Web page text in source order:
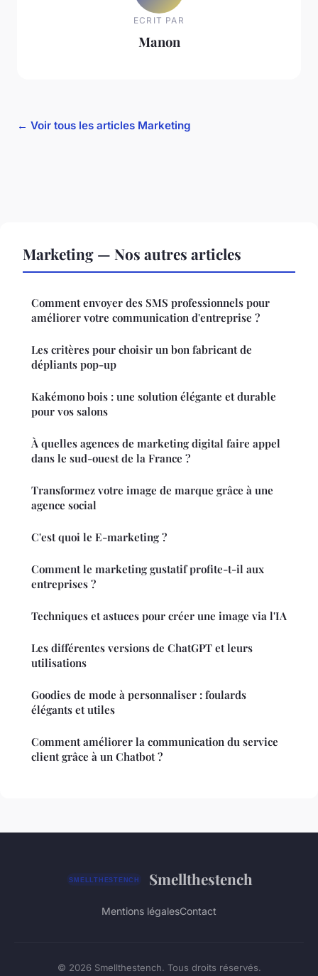
ECRIT PAR
Manon
← Voir tous les articles Marketing
Marketing — Nos autres articles
Comment envoyer des SMS professionnels pour
améliorer votre communication d'entreprise ?
Les critères pour choisir un bon fabricant de
dépliants pop-up
Kakémono bois : une solution élégante et durable
pour vos salons
À quelles agences de marketing digital faire appel
dans le sud-ouest de la France ?
Transformez votre image de marque grâce à une
agence social
C'est quoi le E-marketing ?
Comment le marketing gustatif profite-t-il aux
entreprises ?
Techniques et astuces pour créer une image via l'IA
Les différentes versions de ChatGPT et leurs
utilisations
Goodies de mode à personnaliser : foulards
élégants et utiles
Comment améliorer la communication du service
client grâce à un Chatbot ?
Smellthestench
Mentions légalesContact
© 2026 Smellthestench. Tous droits réservés.